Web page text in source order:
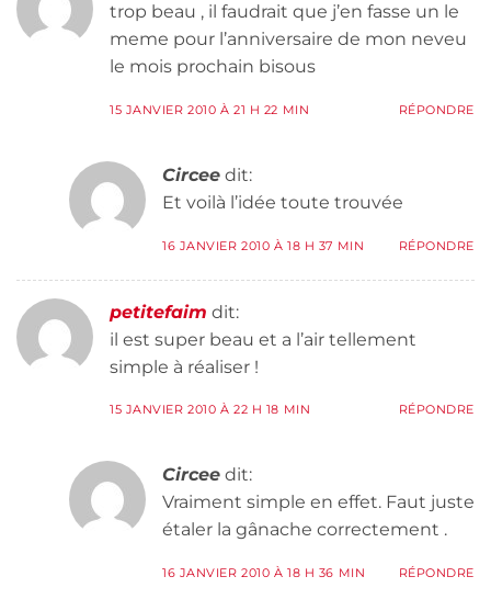
trop beau , il faudrait que j’en fasse un le
meme pour l’anniversaire de mon neveu
le mois prochain bisous
15 JANVIER 2010 À 21 H 22 MIN RÉPONDRE
Circee dit:
Et voilà l’idée toute trouvée
16 JANVIER 2010 À 18 H 37 MIN RÉPONDRE
petitefaim dit:
il est super beau et a l’air tellement
simple à réaliser !
15 JANVIER 2010 À 22 H 18 MIN RÉPONDRE
Circee dit:
Vraiment simple en effet. Faut juste
étaler la gânache correctement .
16 JANVIER 2010 À 18 H 36 MIN RÉPONDRE